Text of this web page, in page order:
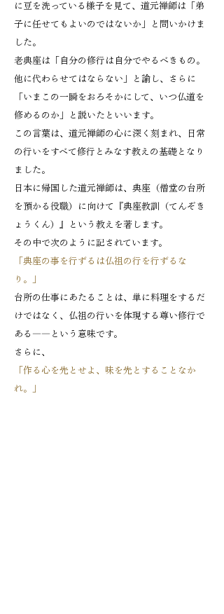
に豆を洗っている様子を見て、道元禅師は「弟
子に任せてもよいのではないか」と問いかけま
した。
老典座は「自分の修行は自分でやるべきもの。
他に代わらせてはならない」と諭し、さらに
「いまこの一瞬をおろそかにして、いつ仏道を
修めるのか」と説いたといいます。
この言葉は、道元禅師の心に深く刻まれ、日常
の行いをすべて修行とみなす教えの基礎となり
ました。
日本に帰国した道元禅師は、典座（僧堂の台所
を預かる役職）に向けて『典座教訓（てんぞき
ょうくん）』という教えを著します。
その中で次のように記されています。
「典座の事を行ずるは仏祖の行を行ずるな
り。」
台所の仕事にあたることは、単に料理をするだ
けではなく、仏祖の行いを体現する尊い修行で
ある――という意味です。
さらに、
「作る心を先とせよ、味を先とすることなか
れ。」